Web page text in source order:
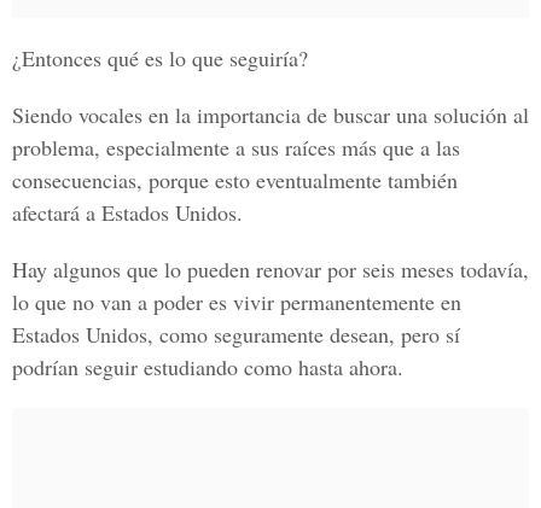
¿Entonces qué es lo que seguiría?
Siendo vocales en la importancia de buscar una solución al
problema, especialmente a sus raíces más que a las
consecuencias, porque esto eventualmente también
afectará a Estados Unidos.
Hay algunos que lo pueden renovar por seis meses todavía,
lo que no van a poder es vivir permanentemente en
Estados Unidos, como seguramente desean, pero sí
podrían seguir estudiando como hasta ahora.